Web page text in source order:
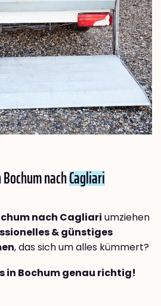
nachCagliari
nach Cagliari umziehen
& günstiges
, das sich um alles kümmert?
in Bochum genau richtig!